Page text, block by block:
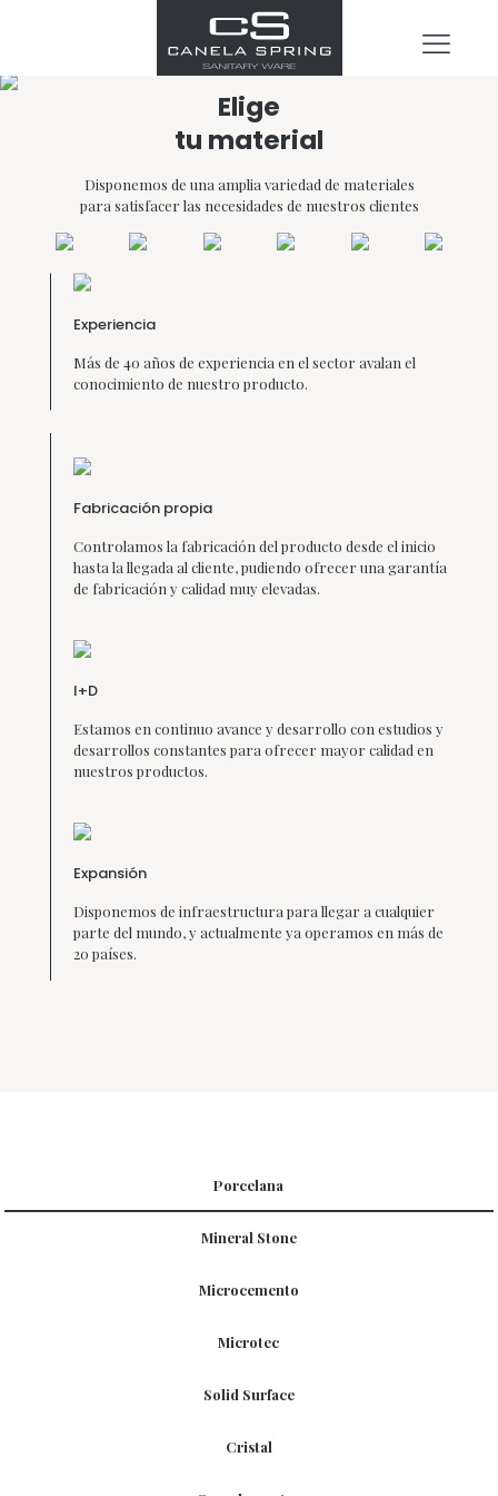
Elige
tu material
Disponemos de una amplia variedad de materiales
para satisfacer las necesidades de nuestros clientes
Experiencia
Más de 40 años de experiencia en el sector avalan el
conocimiento de nuestro producto.
Fabricación propia
Controlamos la fabricación del producto desde el inicio
hasta la llegada al cliente, pudiendo ofrecer una garantía
de fabricación y calidad muy elevadas.
I+D
Estamos en continuo avance y desarrollo con estudios y
desarrollos constantes para ofrecer mayor calidad en
nuestros productos.
Expansión
Disponemos de infraestructura para llegar a cualquier
parte del mundo, y actualmente ya operamos en más de
20 países.
Porcelana
Mineral Stone
Microcemento
Microtec
Solid Surface
Cristal